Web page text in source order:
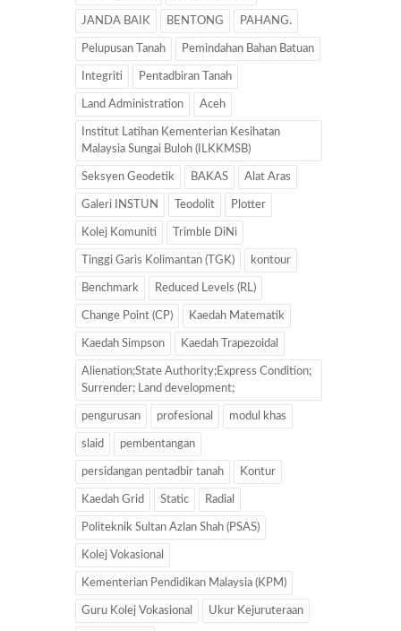
JANDA BAIK BENTONG PAHANG.
Pelupusan Tanah Pemindahan Bahan Batuan
Integriti Pentadbiran Tanah
Land Administration Aceh
Institut Latihan Kementerian Kesihatan
Malaysia Sungai Buloh (ILKKMSB)
Seksyen Geodetik BAKAS Alat Aras
Galeri INSTUN Teodolit Plotter
Kolej Komuniti Trimble DiNi
Tinggi Garis Kolimantan (TGK) kontour
Benchmark Reduced Levels (RL)
Change Point (CP) Kaedah Matematik
Kaedah Simpson Kaedah Trapezoidal
Alienation;State Authority;Express Condition;
Surrender; Land development;
pengurusan profesional modul khas
slaid pembentangan
persidangan pentadbir tanah Kontur
Kaedah Grid Static Radial
Politeknik Sultan Azlan Shah (PSAS)
Kolej Vokasional
Kementerian Pendidikan Malaysia (KPM)
Guru Kolej Vokasional Ukur Kejuruteraan